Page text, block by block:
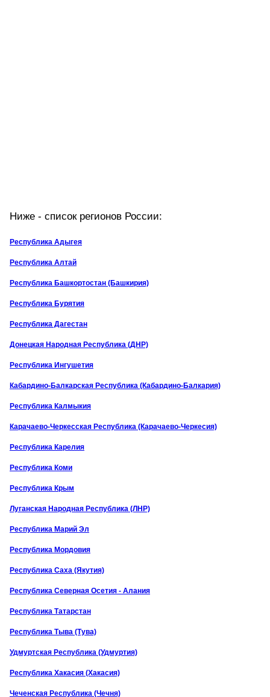
Ниже - список регионов России:
Республика Адыгея
Республика Алтай
Республика Башкортостан (Башкирия)
Республика Бурятия
Республика Дагестан
Донецкая Народная Республика (ДНР)
Республика Ингушетия
Кабардино-Балкарская Республика (Кабардино-Балкария)
Республика Калмыкия
Карачаево-Черкесская Республика (Карачаево-Черкесия)
Республика Карелия
Республика Коми
Республика Крым
Луганская Народная Республика (ЛНР)
Республика Марий Эл
Республика Мордовия
Республика Саха (Якутия)
Республика Северная Осетия - Алания
Республика Татарстан
Республика Тыва (Тува)
Удмуртская Республика (Удмуртия)
Республика Хакасия (Хакасия)
Чеченская Республика (Чечня)